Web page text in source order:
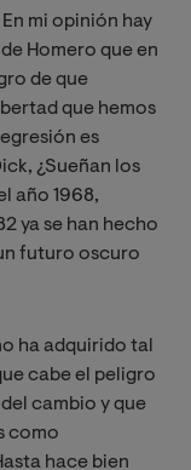
mi opinión hay
Homero que en
de que
que hemos
es
¿Sueñan los
año 1968,
ya se han hecho
futuro oscuro
ha adquirido tal
cabe el peligro
cambio y que
como
hace bien